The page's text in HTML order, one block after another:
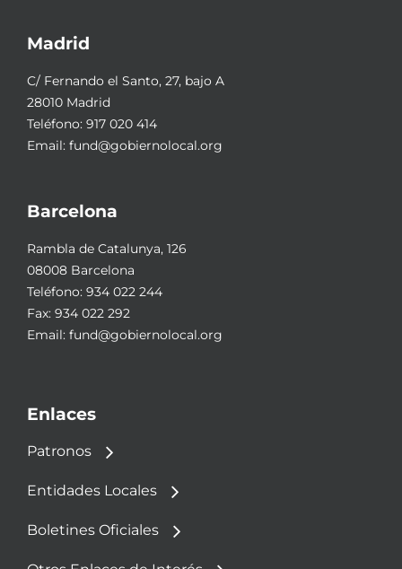
Madrid
C/ Fernando el Santo, 27, bajo A
28010 Madrid
Teléfono: 917 020 414
Email: fund@gobiernolocal.org
Barcelona
Rambla de Catalunya, 126
08008 Barcelona
Teléfono: 934 022 244
Fax: 934 022 292
Email: fund@gobiernolocal.org
Enlaces
Patronos
Entidades Locales
Boletines Oficiales